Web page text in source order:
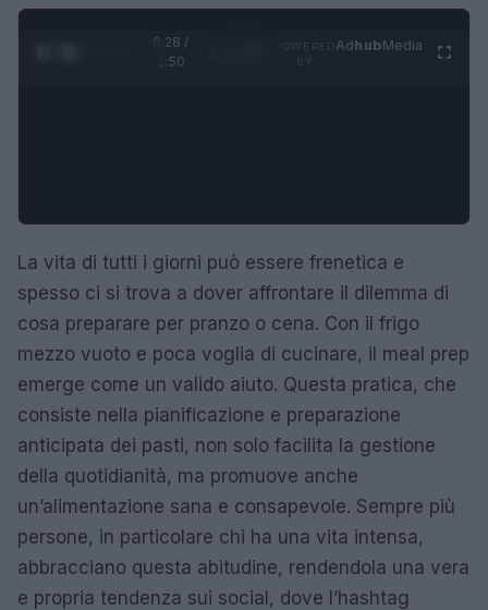
0:29 /
1:50
AdhubMedia
La vita di tutti i giorni può essere frenetica e
spesso ci si trova a dover affrontare il dilemma di
cosa preparare per pranzo o cena. Con il frigo
mezzo vuoto e poca voglia di cucinare, il meal prep
emerge come un valido aiuto. Questa pratica, che
consiste nella pianificazione e preparazione
anticipata dei pasti, non solo facilita la gestione
della quotidianità, ma promuove anche
un’alimentazione sana e consapevole. Sempre più
persone, in particolare chi ha una vita intensa,
abbracciano questa abitudine, rendendola una vera
e propria tendenza sui social, dove l’hashtag